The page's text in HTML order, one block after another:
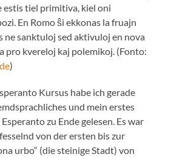
estis tiel primitiva, kiel oni
En Romo ŝi ekkonas la fruajn
ne sanktuloj sed aktivuloj en nova
pro kvereloj kaj polemikoj. (Fonto:
)
Kursus habe ich gerade
und mein erstes
zu Ende gelesen. Es war
von der ersten bis zur
urbo“ (die steinige Stadt) von